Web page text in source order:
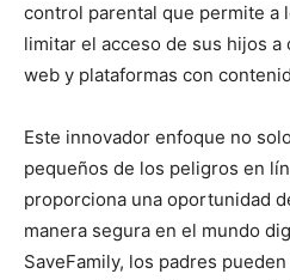
control parental que permite a
limitar el acceso de sus hijos
web y plataformas con
Este innovador enfoque no
pequeños de los peligros en
proporciona una oportunidad
manera segura en el mundo
SaveFamily, los padres